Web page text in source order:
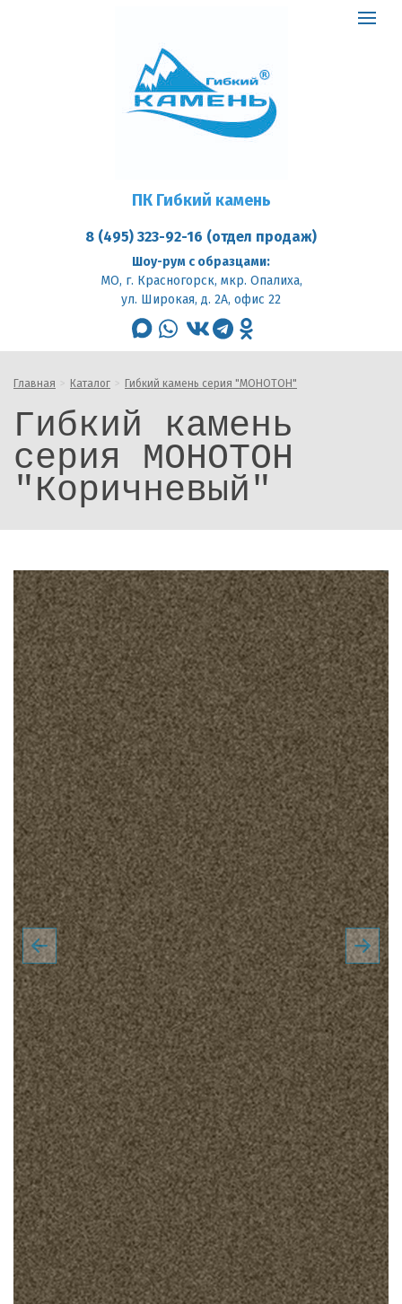
ПК Гибкий камень
8 (495) 323-92-16 (отдел продаж)
Шоу-рум с образцами:
МО, г. Красногорск, мкр. Опалиха,
ул. Широкая, д. 2А, офис 22
max whatsapp
vk telegramodnoklassniki
Toggle
Главная Каталог Гибкий камень серия "МОНОТОН"
Гибкий камень
серия МОНОТОН
"Коричневый"